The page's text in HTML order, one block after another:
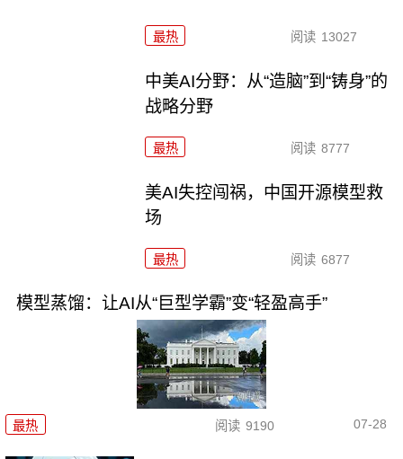
最热 阅读 13027
中美AI分野：从“造脑”到“铸身”的
战略分野
最热 阅读 8777
美AI失控闯祸，中国开源模型救
场
最热 阅读 6877
模型蒸馏：让AI从“巨型学霸”变“轻盈高手”
最热 阅读 9190 07-28